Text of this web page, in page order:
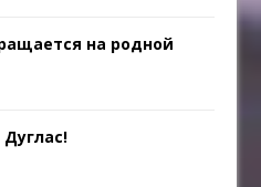
на родной